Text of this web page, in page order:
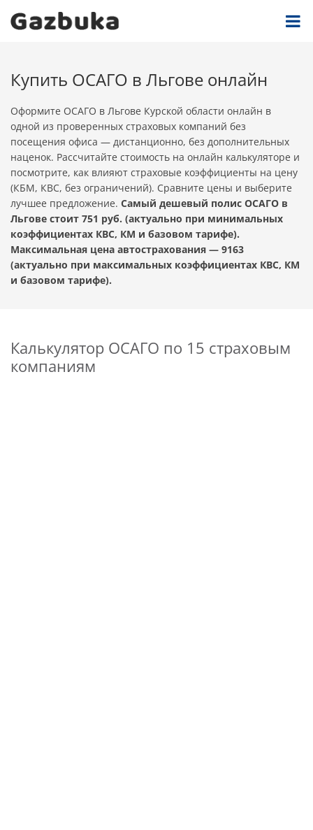
Купить ОСАГО в Льгове онлайн
Оформите ОСАГО в Льгове Курской области онлайн в
одной из проверенных страховых компаний без
посещения офиса — дистанционно, без дополнительных
наценок. Рассчитайте стоимость на онлайн калькуляторе и
посмотрите, как влияют страховые коэффициенты на цену
(КБМ, КВС, без ограничений). Сравните цены и выберите
лучшее предложение. Самый дешевый полис ОСАГО в
Льгове стоит 751 руб. (актуально при минимальных
коэффициентах КВС, КМ и базовом тарифе).
Максимальная цена автострахования — 9163
(актуально при максимальных коэффициентах КВС, КМ
и базовом тарифе).
Калькулятор ОСАГО по 15 страховым
компаниям